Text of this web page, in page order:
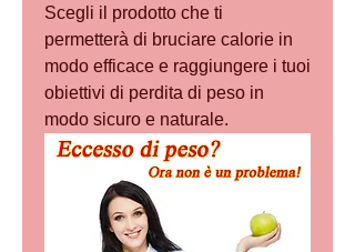
Scegli il prodotto che ti
permetterà di bruciare calorie in
modo efficace e raggiungere i tuoi
obiettivi di perdita di peso in
modo sicuro e naturale.